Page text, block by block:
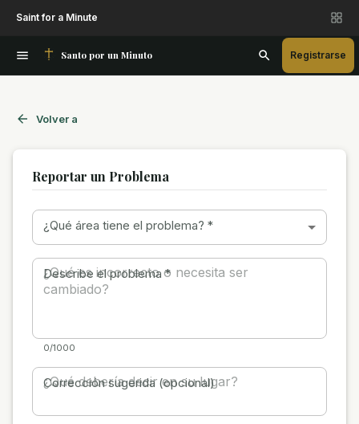
Saint for a Minute
Santo por un Minuto Registrarse
Volver a
Reportar un Problema
¿Qué área tiene el problema? *
Describe el problema *
0/1000
Corrección sugerida (opcional)